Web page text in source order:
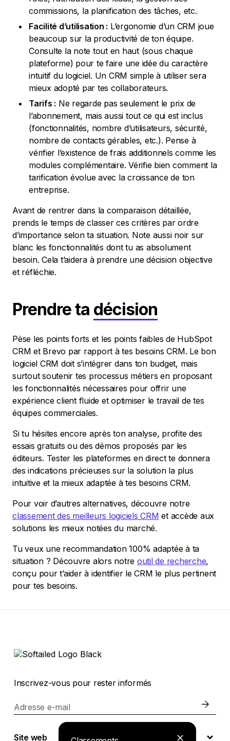
commissions, la planification des tâches, etc.
Facilité d’utilisation : L’ergonomie d’un CRM joue
beaucoup sur la productivité de ton équipe.
Consulte la note tout en haut (sous chaque
plateforme) pour te faire une idée du caractère
intuitif du logiciel. Un CRM simple à utiliser sera
mieux adopté par tes collaborateurs.
Tarifs : Ne regarde pas seulement le prix de
l’abonnement, mais aussi tout ce qui est inclus
(fonctionnalités, nombre d’utilisateurs, sécurité,
nombre de contacts gérables, etc.). Pense à
vérifier l’existence de frais additionnels comme les
modules complémentaire. Vérifie bien comment la
tarification évolue avec la croissance de ton
entreprise.
Avant de rentrer dans la comparaison détaillée,
prends le temps de classer ces critères par ordre
d’importance selon ta situation. Note aussi noir sur
blanc les fonctionnalités dont tu as absolument
besoin. Cela t’aidera à prendre une décision objective
et réfléchie.
Prendre ta décision
Pèse les points forts et les points faibles de HubSpot
CRM et Brevo par rapport à tes besoins CRM. Le bon
logiciel CRM doit s’intégrer dans ton budget, mais
surtout soutenir tes processus métiers en proposant
les fonctionnalités nécessaires pour offrir une
expérience client fluide et optimiser le travail de tes
équipes commerciales.
Si tu hésites encore après ton analyse, profite des
essais gratuits ou des démos proposés par les
éditeurs. Tester les plateformes en direct te donnera
des indications précieuses sur la solution la plus
intuitive et la mieux adaptée à tes besoins CRM.
Pour voir d’autres alternatives, découvre notre
classement des meilleurs logiciels CRM et accède aux
solutions les mieux notées du marché.
Tu veux une recommandation 100% adaptée à ta
situation ? Découvre alors notre outil de recherche,
conçu pour t’aider à identifier le CRM le plus pertinent
pour tes besoins.
Inscrivez-vous pour rester informés
Adresse e-mail
Site web